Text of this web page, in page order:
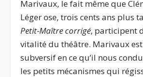
Marivaux, le fait même que
Léger ose, trois cents ans plus
Petit-Maître corrigé, participent
vitalité du théâtre. Marivaux
subversif en ce qu’il nous
les petits mécanismes qui